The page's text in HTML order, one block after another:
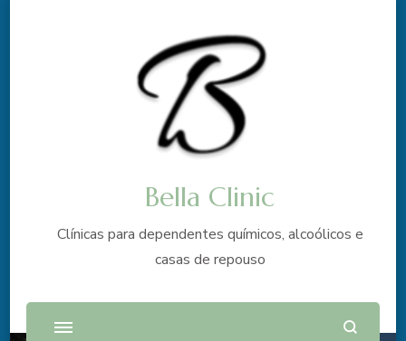
Bella Clinic
Clínicas para dependentes químicos, alcoólicos e
casas de repouso